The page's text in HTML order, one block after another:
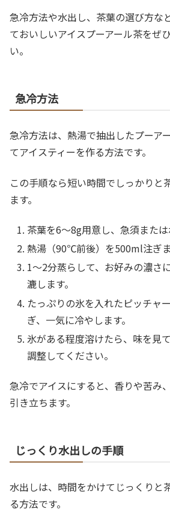
急冷方法や水出し、茶葉の選び方な
ておいしいアイスプーアール茶をぜ
い。
急冷方法
急冷方法は、熱湯で抽出したプーア
てアイスティーを作る方法です。
この手順なら短い時間でしっかりと
ます。
茶葉を6～8g用意し、急須または
熱湯（90℃前後）を500ml注ぎま
1～2分蒸らして、お好みの濃さ
漉します。
たっぷりの氷を入れたピッチャ
ぎ、一気に冷やします。
氷がある程度溶けたら、味を見
調整してください。
急冷でアイスにすると、香りや苦み
引き立ちます。
じっくり水出しの手順
水出しは、時間をかけてじっくりと
る方法です。